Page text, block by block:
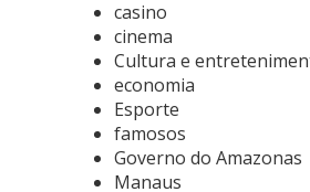
casino
cinema
Cultura e
economia
Esporte
famosos
Governo do Amazonas
Manaus